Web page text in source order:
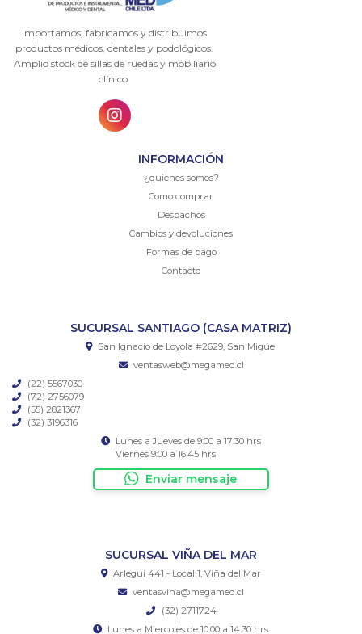
Importamos, fabricamos y distribuimos
productos médicos, dentales y podológicos.
Amplio stock de sillas de ruedas y mobiliario
clínico.
INFORMACIÓN
¿quienes somos?
Como comprar
Despachos
Cambios y devoluciones
Formas de pago
Contacto
SUCURSAL SANTIAGO (CASA MATRIZ)
San Ignacio de Loyola #2629, San Miguel
ventasweb@megamed.cl
(22) 5567030
(72) 2756079
(55) 2821367
(32) 3196316
Lunes a Jueves de 9:00 a 17:30 hrs
Viernes 9:00 a 16:45 hrs
Enviar mensaje
SUCURSAL VIÑA DEL MAR
Arlegui 441 - Local 1, Viña del Mar
ventasvina@megamed.cl
(32) 2711724
Lunes a Miercoles de 10:00 a 14:30 hrs